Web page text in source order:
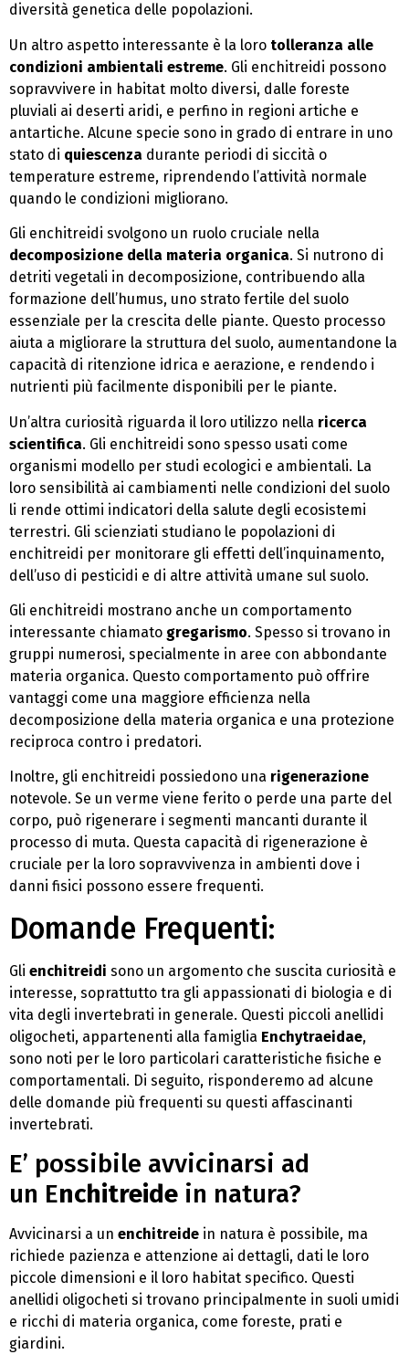
diversità genetica delle popolazioni.
Un altro aspetto interessante è la loro tolleranza alle
condizioni ambientali estreme. Gli enchitreidi possono
sopravvivere in habitat molto diversi, dalle foreste
pluviali ai deserti aridi, e perfino in regioni artiche e
antartiche. Alcune specie sono in grado di entrare in uno
stato di quiescenza durante periodi di siccità o
temperature estreme, riprendendo l’attività normale
quando le condizioni migliorano.
Gli enchitreidi svolgono un ruolo cruciale nella
decomposizione della materia organica. Si nutrono di
detriti vegetali in decomposizione, contribuendo alla
formazione dell’humus, uno strato fertile del suolo
essenziale per la crescita delle piante. Questo processo
aiuta a migliorare la struttura del suolo, aumentandone la
capacità di ritenzione idrica e aerazione, e rendendo i
nutrienti più facilmente disponibili per le piante.
Un’altra curiosità riguarda il loro utilizzo nella ricerca
scientifica. Gli enchitreidi sono spesso usati come
organismi modello per studi ecologici e ambientali. La
loro sensibilità ai cambiamenti nelle condizioni del suolo
li rende ottimi indicatori della salute degli ecosistemi
terrestri. Gli scienziati studiano le popolazioni di
enchitreidi per monitorare gli effetti dell’inquinamento,
dell’uso di pesticidi e di altre attività umane sul suolo.
Gli enchitreidi mostrano anche un comportamento
interessante chiamato gregarismo. Spesso si trovano in
gruppi numerosi, specialmente in aree con abbondante
materia organica. Questo comportamento può offrire
vantaggi come una maggiore efficienza nella
decomposizione della materia organica e una protezione
reciproca contro i predatori.
Inoltre, gli enchitreidi possiedono una rigenerazione
notevole. Se un verme viene ferito o perde una parte del
corpo, può rigenerare i segmenti mancanti durante il
processo di muta. Questa capacità di rigenerazione è
cruciale per la loro sopravvivenza in ambienti dove i
danni fisici possono essere frequenti.
Domande Frequenti:
Gli enchitreidi sono un argomento che suscita curiosità e
interesse, soprattutto tra gli appassionati di biologia e di
vita degli invertebrati in generale. Questi piccoli anellidi
oligocheti, appartenenti alla famiglia Enchytraeidae,
sono noti per le loro particolari caratteristiche fisiche e
comportamentali. Di seguito, risponderemo ad alcune
delle domande più frequenti su questi affascinanti
invertebrati.
E’ possibile avvicinarsi ad
un Enchitreide in natura?
Avvicinarsi a un enchitreide in natura è possibile, ma
richiede pazienza e attenzione ai dettagli, dati le loro
piccole dimensioni e il loro habitat specifico. Questi
anellidi oligocheti si trovano principalmente in suoli umidi
e ricchi di materia organica, come foreste, prati e
giardini.